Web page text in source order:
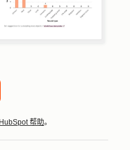
帮助。